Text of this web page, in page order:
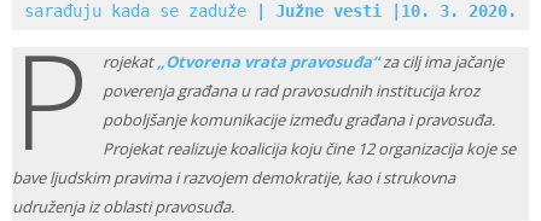
sarađuju kada se zaduže
| Južne vesti |10. 3. 2020.
P rojekat„Otvorena vrata pravosuđa“za cilj ima jačanje
poverenja građana u rad pravosudnih institucija kroz
poboljšanje komunikacije između građana i pravosuđa.
Projekat realizuje koalicija koju čine 12 organizacija koje se
bave ljudskim pravima i razvojem demokratije, kao i strukovna
udruženja iz oblasti pravosuđa.